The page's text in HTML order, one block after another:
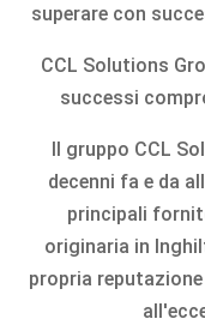
superare con
CCL Solutions
successi
Il gruppo CCL
decenni fa e da
principali
originaria in
propria